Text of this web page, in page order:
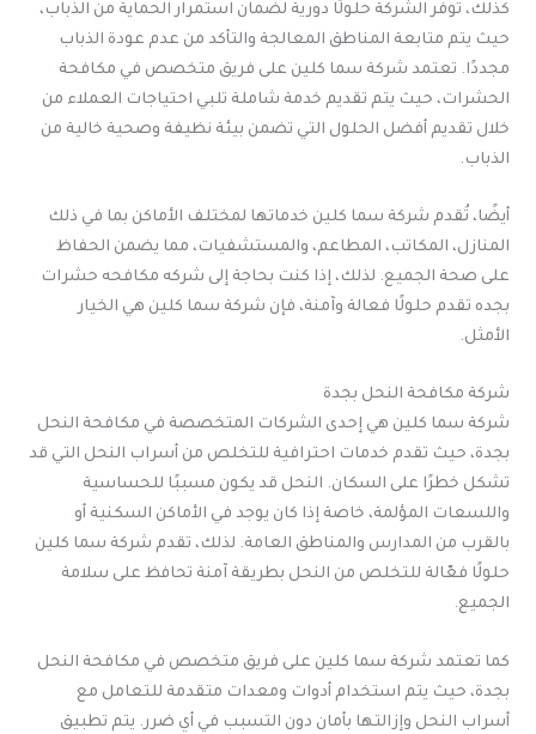
كذلك، توفر الشركة حلولًا دورية لضمان استمرار الحماية من الذباب،
حيث يتم متابعة المناطق المعالجة والتأكد من عدم عودة الذباب
مجددًا. تعتمد شركة سما كلين على فريق متخصص في مكافحة
الحشرات، حيث يتم تقديم خدمة شاملة تلبي احتياجات العملاء من
خلال تقديم أفضل الحلول التي تضمن بيئة نظيفة وصحية خالية من
الذباب.
أيضًا، تُقدم شركة سما كلين خدماتها لمختلف الأماكن بما في ذلك
المنازل، المكاتب، المطاعم، والمستشفيات، مما يضمن الحفاظ
على صحة الجميع. لذلك، إذا كنت بحاجة إلى شركه مكافحه حشرات
بجده تقدم حلولًا فعالة وآمنة، فإن شركة سما كلين هي الخيار
الأمثل.
شركة مكافحة النحل بجدة
شركة سما كلين هي إحدى الشركات المتخصصة في مكافحة النحل
بجدة، حيث تقدم خدمات احترافية للتخلص من أسراب النحل التي قد
تشكل خطرًا على السكان. النحل قد يكون مسببًا للحساسية
واللسعات المؤلمة، خاصة إذا كان يوجد في الأماكن السكنية أو
بالقرب من المدارس والمناطق العامة. لذلك، تقدم شركة سما كلين
حلولًا فعّالة للتخلص من النحل بطريقة آمنة تحافظ على سلامة
الجميع.
كما تعتمد شركة سما كلين على فريق متخصص في مكافحة النحل
بجدة، حيث يتم استخدام أدوات ومعدات متقدمة للتعامل مع
أسراب النحل وإزالتها بأمان دون التسبب في أي ضرر. يتم تطبيق